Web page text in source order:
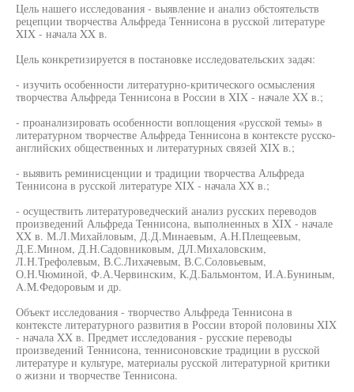
Цель нашего исследования - выявление и анализ обстоятельств
рецепции творчества Альфреда Теннисона в русской литературе
XIX - начала XX в.
Цель конкретизируется в постановке исследовательских задач:
- изучить особенности литературно-критического осмысления
творчества Альфреда Теннисона в России в XIX - начале XX в.;
- проанализировать особенности воплощения «русской темы» в
литературном творчестве Альфреда Теннисона в контексте русско-
английских общественных и литературных связей XIX в.;
- выявить реминисценции и традиции творчества Альфреда
Теннисона в русской литературе XIX - начала XX в.;
- осуществить литературоведческий анализ русских переводов
произведений Альфреда Теннисона, выполненных в XIX - начале
XX в. М.Л.Михайловым, Д.Д.Минаевым, А.Н.Плещеевым,
Д.Е.Мином, Д.Н.Садовниковым, ДЛ.Михаловским,
Л.Н.Трефолевым, В.С.Лихачевым, В.С.Соловьевым,
О.Н.Чюминой, Ф.А.Червинским, К.Д.Бальмонтом, И.А.Буниным,
A.M.Федоровым и др.
Объект исследования - творчество Альфреда Теннисона в
контексте литературного развития в России второй половины XIX
- начала XX в. Предмет исследования - русские переводы
произведений Теннисона, теннисоновские традиции в русской
литературе и культуре, материалы русской литературной критики
о жизни и творчестве Теннисона.